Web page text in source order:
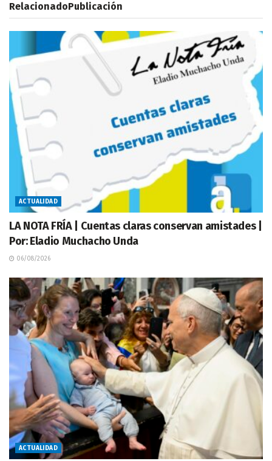
RelacionadoPublicación
ACTUALIDAD
LA NOTA FRÍA | Cuentas claras conservan amistades |
Por: Eladio Muchacho Unda
06/08/2026
ACTUALIDAD